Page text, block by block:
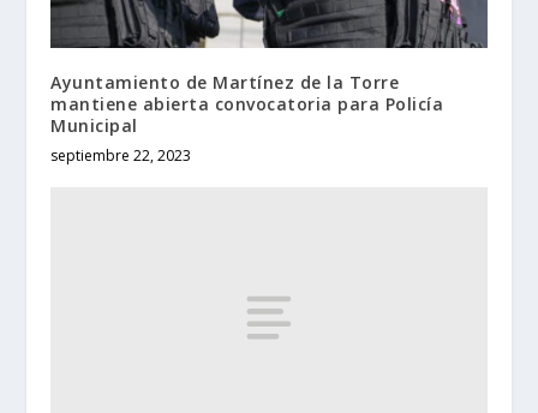
Ayuntamiento de Martínez de la Torre
mantiene abierta convocatoria para Policía
Municipal
septiembre 22, 2023